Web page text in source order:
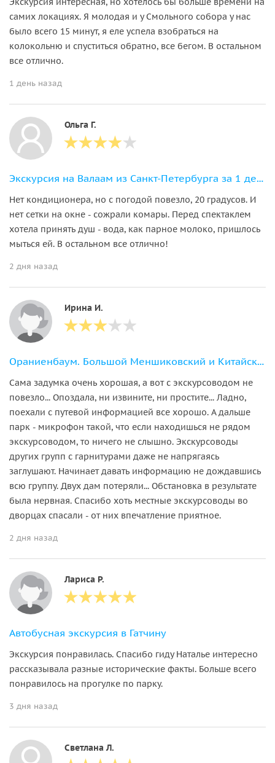
самих локациях. Я молодая и у Смольного собора у нас
было всего 15 минут, я еле успела взобраться на
колокольню и спуститься обратно, все бегом. В остальном
все отлично.
1 день назад
Ольга Г.
Экскурсия на Валаам из Санкт-Петербурга за 1 день
Нет кондиционера, но с погодой повезло, 20 градусов. И
нет сетки на окне - сожрали комары. Перед спектаклем
хотела принять душ - вода, как парное молоко, пришлось
мыться ей. В остальном все отлично!
2 дня назад
Ирина И.
Ораниенбаум. Большой Меншиковский и Китайский дворцы. Стеклярусный кабинет
Сама задумка очень хорошая, а вот с экскурсоводом не
повезло... Опоздала, ни извините, ни простите... Ладно,
поехали с путевой информацией все хорошо. А дальше
парк - микрофон такой, что если находишься не рядом
экскурсоводом, то ничего не слышно. Экскурсоводы
других групп с гарнитурами даже не напрягаясь
заглушают. Начинает давать информацию не дождавшись
всю группу. Двух дам потеряли... Обстановка в результате
была нервная. Спасибо хоть местные экскурсоводы во
дворцах спасали - от них впечатление приятное.
2 дня назад
Лариса Р.
Автобусная экскурсия в Гатчину
Экскурсия понравилась. Спасибо гиду Наталье интересно
рассказывала разные исторические факты. Больше всего
понравилось на прогулке по парку.
3 дня назад
Светлана Л.